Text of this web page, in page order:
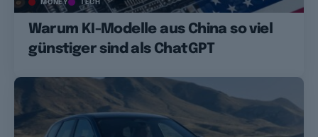
MONEY TECH
Warum KI-Modelle aus China so viel
günstiger sind als ChatGPT